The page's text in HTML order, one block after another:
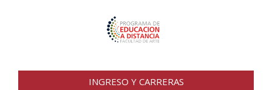
INGRESO Y CARRERAS